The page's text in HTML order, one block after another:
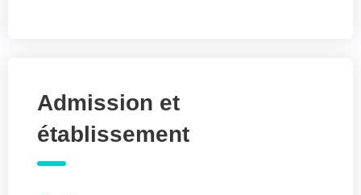
Admission et
établissement